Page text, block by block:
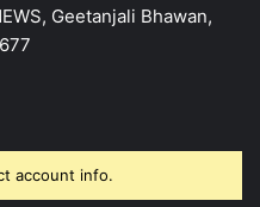
Geetanjali Bhawan,
account info.